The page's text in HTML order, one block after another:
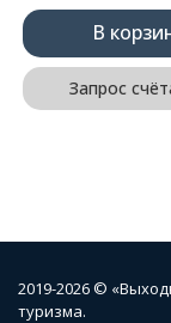
В
Запрос
2019-2026 ©
туризма.